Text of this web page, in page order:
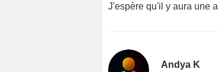
J'espère qu'il y aura une
Andya K